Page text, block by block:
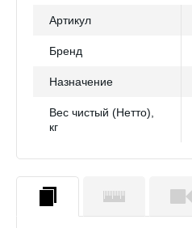
Артикул
Бренд
Назначение
Вес чистый (Нетто),
кг